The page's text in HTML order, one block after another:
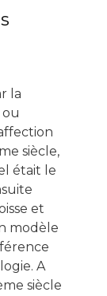
la
siècle,
était le
et
modèle
A
siècle